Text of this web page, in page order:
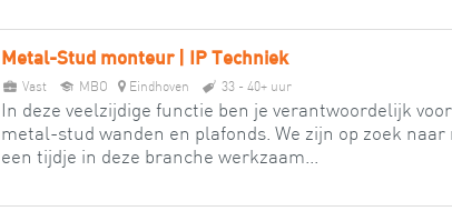
Metal-Stud monteur | IP Techniek
Vast MBO Eindhoven 33 - 40+ uur
In deze veelzijdige functie ben je verantwoordelijk
metal-stud wanden en plafonds. We zijn op zoek
een tijdje in deze branche werkzaam...